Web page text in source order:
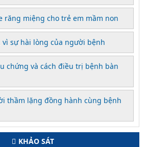
răng miệng cho trẻ em mầm non
sự hài lòng của người bệnh
chứng và cách điều trị bệnh bàn
thầm lặng đồng hành cùng bệnh
KHẢO SÁT